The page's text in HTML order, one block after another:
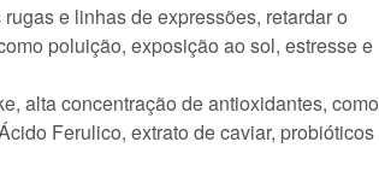
e linhas de expressões, retardar o
poluição, exposição ao sol, estresse e
alta concentração de antioxidantes, como
Ferulico, extrato de caviar, probióticos